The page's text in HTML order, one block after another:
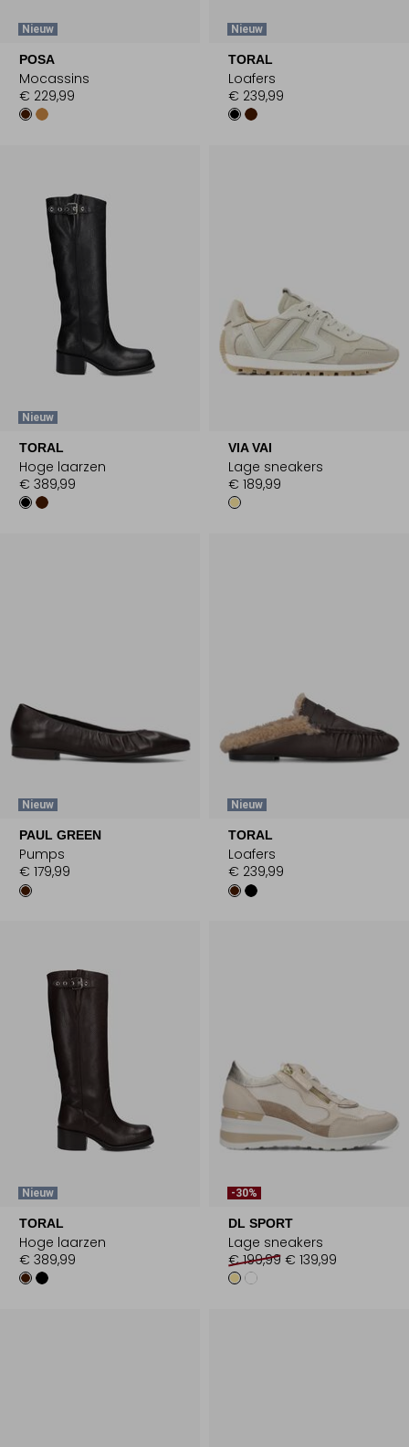
Nieuw
POSA
Mocassins
€ 229,99
Nieuw
TORAL
Loafers
€ 239,99
Nieuw
TORAL
Hoge laarzen
€ 389,99
VIA VAI
Lage sneakers
€ 189,99
Nieuw
PAUL GREEN
Pumps
€ 179,99
Nieuw
TORAL
Loafers
€ 239,99
Nieuw
TORAL
Hoge laarzen
€ 389,99
-30%
DL SPORT
Lage sneakers
€ 199,99 € 139,99